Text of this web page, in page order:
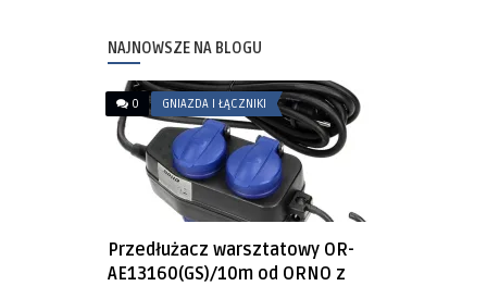
NAJNOWSZE NA BLOGU
0 GNIAZDA I ŁĄCZNIKI
Przedłużacz warsztatowy OR-
AE13160(GS)/10m od ORNO z